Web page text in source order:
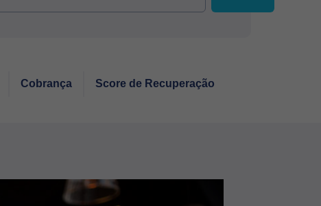
Cobrança Score de Recuperação